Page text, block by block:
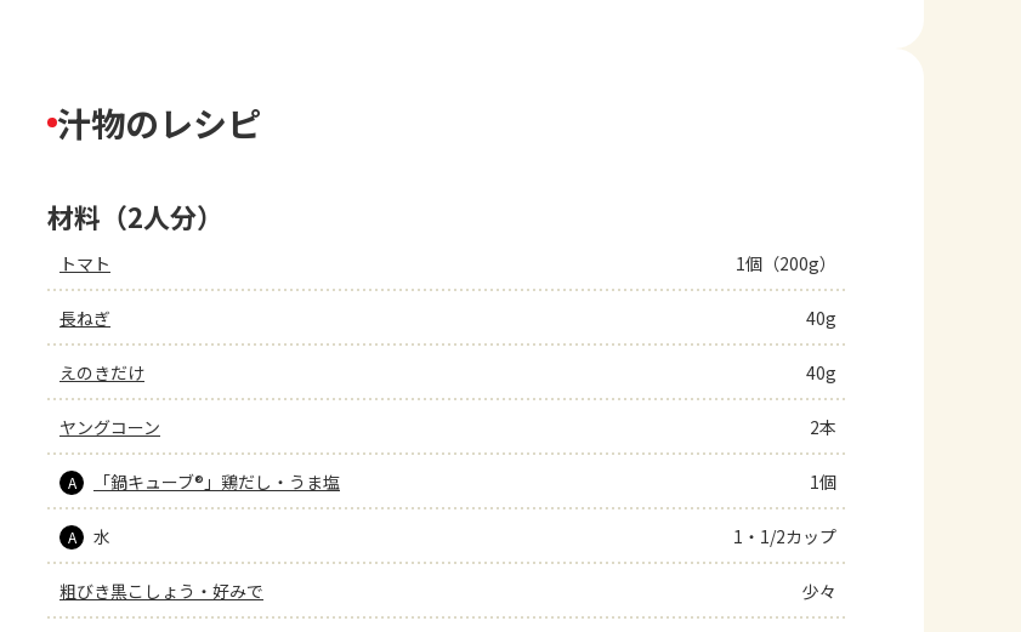
汁物のレシピ
材料（2人分）
トマト 1個（200g）
長ねぎ 40g
えのきだけ 40g
ヤングコーン 2本
A 「鍋キューブ®」鶏だし・うま塩 1個
A 水 1・1/2カップ
粗びき黒こしょう・好みで 少々